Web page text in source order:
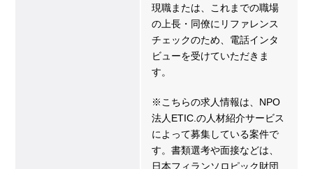
現職または、これまでの職場
の上長・同僚にリファレンス
チェックのため、電話インタ
ビューを受けていただきま
す。
※こちらの求人情報は、NPO
法人ETIC.の人材紹介サービス
によって募集している案件で
す。書類選考や面接などは、
日本フィランソロピック財団